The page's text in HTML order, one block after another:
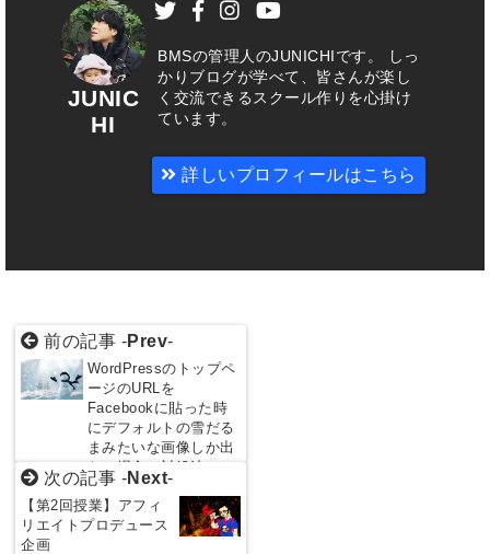
JUNIC
HI
BMSの管理人のJUNICHIです。 しっ
かりブログが学べて、皆さんが楽し
く交流できるスクール作りを心掛け
ています。
詳しいプロフィールはこちら
前の記事 -Prev-
WordPressのトップペ
ージのURLを
Facebookに貼った時
にデフォルトの雪だる
まみたいな画像しか出
ない場合の対処法
次の記事 -Next-
【第2回授業】アフィ
リエイトプロデュース
企画